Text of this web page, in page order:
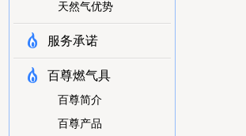
天然气优势
服务承诺
百尊燃气具
百尊简介
百尊产品